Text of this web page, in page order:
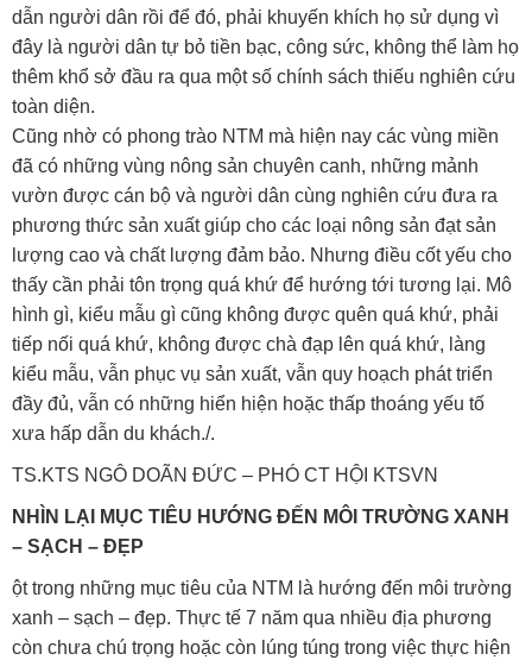
dẫn người dân rồi để đó, phải khuyến khích họ sử dụng vì
đây là người dân tự bỏ tiền bạc, công sức, không thể làm họ
thêm khổ sở đầu ra qua một số chính sách thiếu nghiên cứu
toàn diện.
Cũng nhờ có phong trào NTM mà hiện nay các vùng miền
đã có những vùng nông sản chuyên canh, những mảnh
vườn được cán bộ và người dân cùng nghiên cứu đưa ra
phương thức sản xuất giúp cho các loại nông sản đạt sản
lượng cao và chất lượng đảm bảo. Nhưng điều cốt yếu cho
thấy cần phải tôn trọng quá khứ để hướng tới tương lại. Mô
hình gì, kiểu mẫu gì cũng không được quên quá khứ, phải
tiếp nối quá khứ, không được chà đạp lên quá khứ, làng
kiểu mẫu, vẫn phục vụ sản xuất, vẫn quy hoạch phát triển
đầy đủ, vẫn có những hiển hiện hoặc thấp thoáng yếu tố
xưa hấp dẫn du khách./.
TS.KTS NGÔ DOÃN ĐỨC – PHÓ CT HỘI KTSVN
NHÌN LẠI MỤC TIÊU HƯỚNG ĐẾN MÔI TRƯỜNG XANH
– SẠCH – ĐẸP
ột trong những mục tiêu của NTM là hướng đến môi trường
xanh – sạch – đẹp. Thực tế 7 năm qua nhiều địa phương
còn chưa chú trọng hoặc còn lúng túng trong việc thực hiện